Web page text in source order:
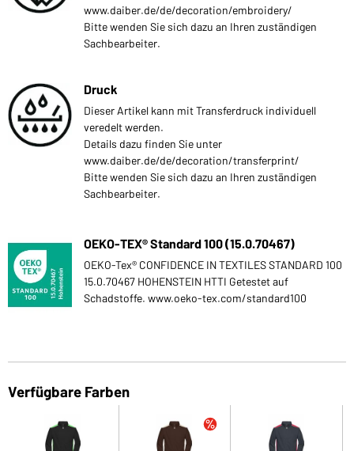
www.daiber.de/de/decoration/embroidery/
Bitte wenden Sie sich dazu an Ihren zuständigen
Sachbearbeiter.
Druck
Dieser Artikel kann mit Transferdruck individuell
veredelt werden.
Details dazu finden Sie unter
www.daiber.de/de/decoration/transferprint/
Bitte wenden Sie sich dazu an Ihren zuständigen
Sachbearbeiter.
OEKO-TEX® Standard 100 (15.0.70467)
OEKO-Tex® CONFIDENCE IN TEXTILES STANDARD 100
15.0.70467 HOHENSTEIN HTTI Getestet auf
Schadstoffe. www.oeko-tex.com/standard100
Verfügbare Farben